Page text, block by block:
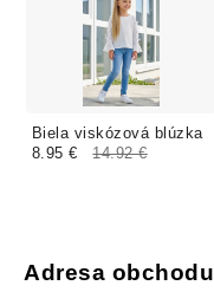
Biela viskózová blúzka
8.95 € 14.92 €
Adresa obchodu